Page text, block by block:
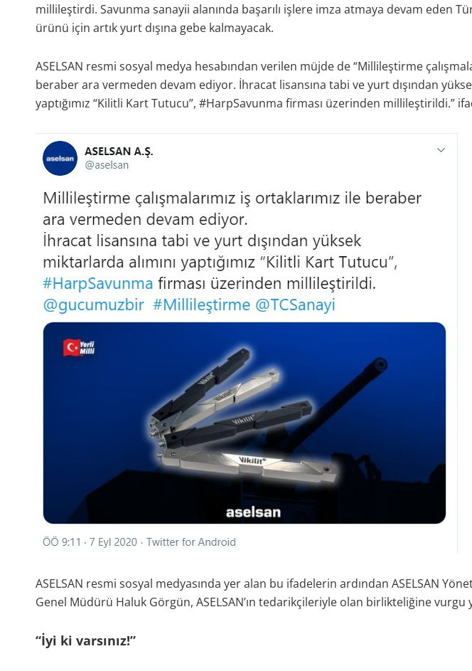
millileştirdi. Savunma sanayii alanında başarılı işlere imza atmaya devam eden
ürünü için artık yurt dışına gebe kalmayacak.
ASELSAN resmi sosyal medya hesabından verilen müjde de “Millileştirme
beraber ara vermeden devam ediyor. İhracat lisansına tabi ve yurt dışından
yaptığımız “Kilitli Kart Tutucu”, #HarpSavunma firması üzerinden millileştirildi.”
ASELSAN resmi sosyal medyasında yer alan bu ifadelerin ardından ASELSAN
Genel Müdürü Haluk Görgün, ASELSAN’ın tedarikçileriyle olan birlikteliğine vurgu
“İyi ki varsınız!”